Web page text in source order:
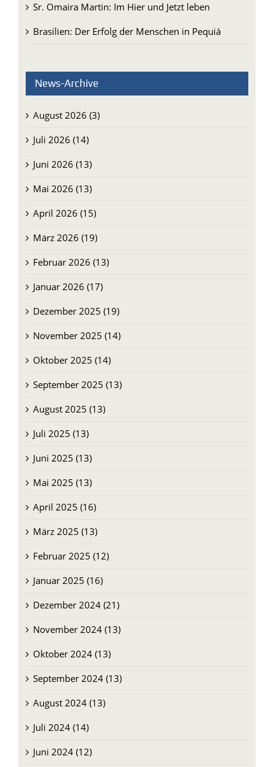
Sr. Omaira Martin: Im Hier und Jetzt leben
Brasilien: Der Erfolg der Menschen in Pequiá
News-Archive
August 2026 (3)
Juli 2026 (14)
Juni 2026 (13)
Mai 2026 (13)
April 2026 (15)
März 2026 (19)
Februar 2026 (13)
Januar 2026 (17)
Dezember 2025 (19)
November 2025 (14)
Oktober 2025 (14)
September 2025 (13)
August 2025 (13)
Juli 2025 (13)
Juni 2025 (13)
Mai 2025 (13)
April 2025 (16)
März 2025 (13)
Februar 2025 (12)
Januar 2025 (16)
Dezember 2024 (21)
November 2024 (13)
Oktober 2024 (13)
September 2024 (13)
August 2024 (13)
Juli 2024 (14)
Juni 2024 (12)